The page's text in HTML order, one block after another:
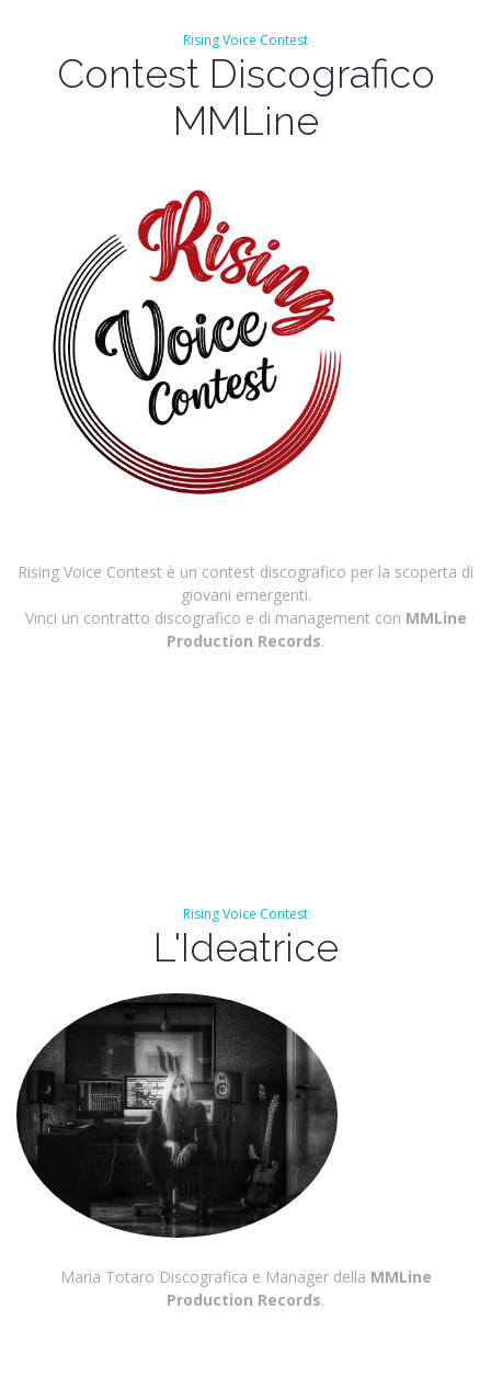
Rising Voice Contest
Contest Discografico
MMLine
Rising Voice Contest è un contest discografico per la scoperta di
giovani emergenti.
Vinci un contratto discografico e di management con MMLine
Production Records.
Rising Voice Contest
L'Ideatrice
Maria Totaro Discografica e Manager della MMLine
Production Records.